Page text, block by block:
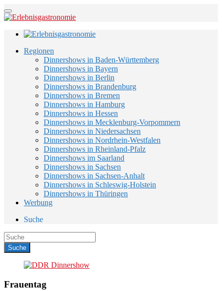
Regionen
Dinnershows in Baden-Württemberg
Dinnershows in Bayern
Dinnershows in Berlin
Dinnershows in Brandenburg
Dinnershows in Bremen
Dinnershows in Hamburg
Dinnershows in Hessen
Dinnershows in Mecklenburg-Vorpommern
Dinnershows in Niedersachsen
Dinnershows in Nordrhein-Westfalen
Dinnershows in Rheinland-Pfalz
Dinnershows im Saarland
Dinnershows in Sachsen
Dinnershows in Sachsen-Anhalt
Dinnershows in Schleswig-Holstein
Dinnershows in Thüringen
Werbung
Suche
Frauentag